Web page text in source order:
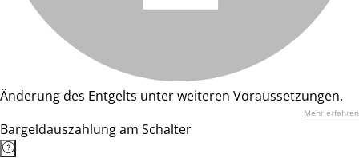
Änderung des Entgelts unter weiteren Voraussetzungen.
Mehr erfahren
Bargeldauszahlung am Schalter